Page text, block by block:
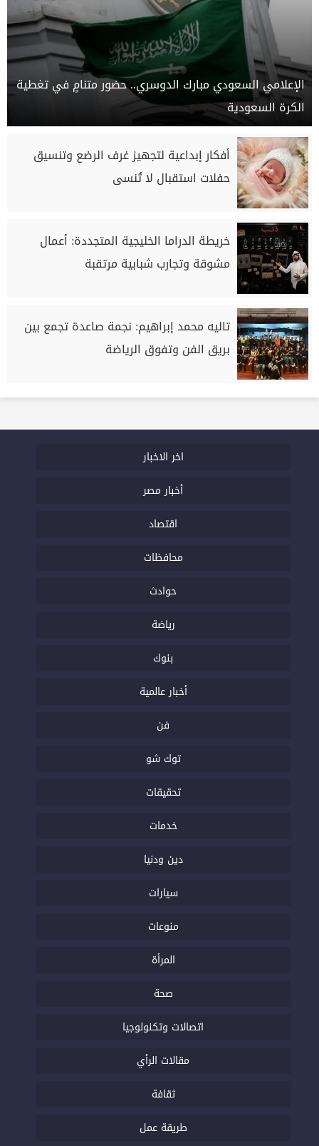
الإعلامي السعودي مبارك الدوسري.. حضور متنامٍ في تغطية
الكرة السعودية
أفكار إبداعية لتجهيز غرف الرضع وتنسيق
حفلات استقبال لا تُنسى
خريطة الدراما الخليجية المتجددة: أعمال
مشوقة وتجارب شبابية مرتقبة
تاليه محمد إبراهيم: نجمة صاعدة تجمع بين
بريق الفن وتفوق الرياضة
اخر الاخبار
أخبار مصر
اقتصاد
محافظات
حوادث
رياضة
بنوك
أخبار عالمية
فن
توك شو
تحقيقات
خدمات
دين ودنيا
سيارات
منوعات
المرأة
صحة
اتصالات وتكنولوجيا
مقالات الرأي
ثقافة
طريقة عمل